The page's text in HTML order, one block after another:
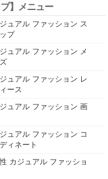
】メニュー
ュアル ファッション ス
プ
ュアル ファッション メ
ュアル ファッション レ
ース
ュアル ファッション 画
ュアル ファッション コ
ィネート
カジュアル ファッショ